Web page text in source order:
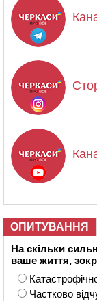
ОПИТУВАННЯ
На скільки
ваше життя,
Частково